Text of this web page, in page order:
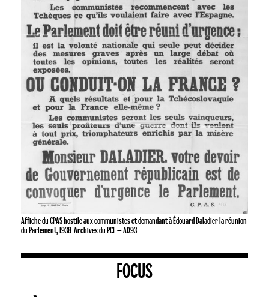
Affiche du CPAS hostile aux communistes et demandant à Édouard Daladier la réunion
du Parlement, 1938. Archives du PCF – AD93.
FOCUS